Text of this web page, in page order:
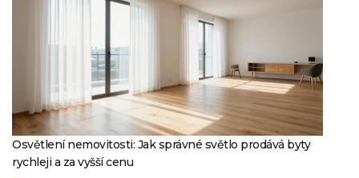
Osvětlení nemovitosti: Jak správné světlo prodává byty
rychleji a za vyšší cenu